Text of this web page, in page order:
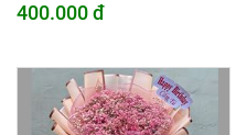
400.000 đ